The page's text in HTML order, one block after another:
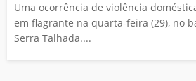
Uma ocorrência de violência
em flagrante na quarta-feira (29), no
Serra Talhada....